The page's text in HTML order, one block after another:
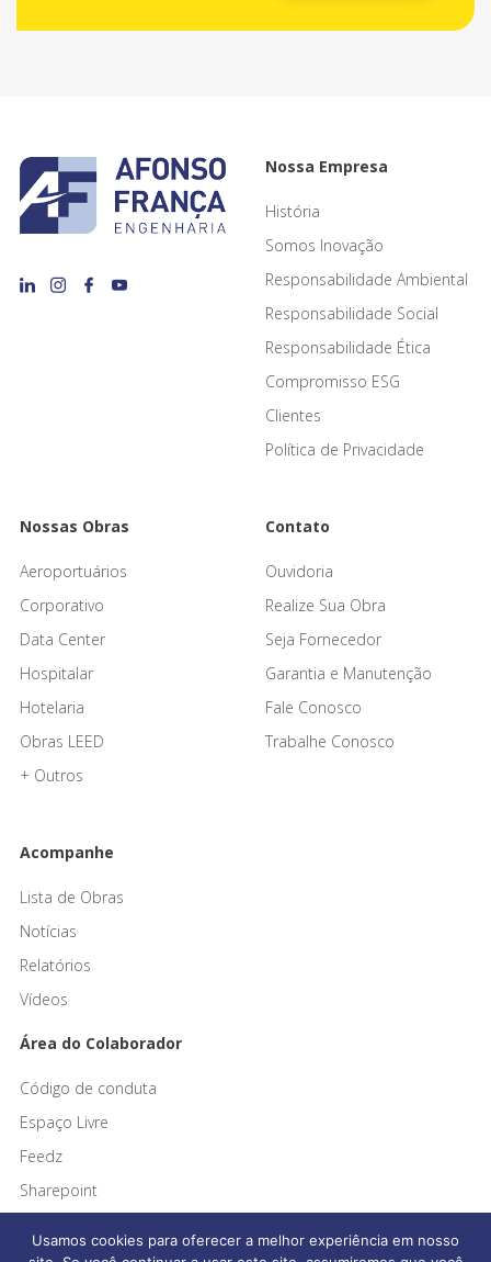
Nossa Empresa
História
Somos Inovação
Responsabilidade Ambiental
Responsabilidade Social
Responsabilidade Ética
Compromisso ESG
Clientes
Política de Privacidade
Nossas Obras
Aeroportuários
Corporativo
Data Center
Hospitalar
Hotelaria
Obras LEED
+ Outros
Contato
Ouvidoria
Realize Sua Obra
Seja Fornecedor
Garantia e Manutenção
Fale Conosco
Trabalhe Conosco
Acompanhe
Lista de Obras
Notícias
Relatórios
Vídeos
Área do Colaborador
Código de conduta
Espaço Livre
Feedz
Sharepoint
Usamos cookies para oferecer a melhor experiência em nosso